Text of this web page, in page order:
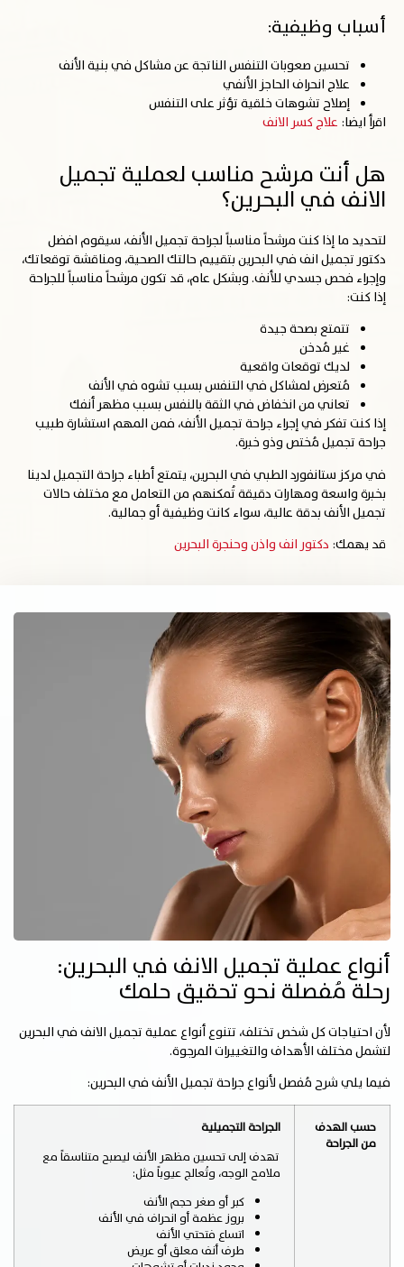
أسباب وظيفية:
تحسين صعوبات التنفس الناتجة عن مشاكل في بنية الأنف
علاج انحراف الحاجز الأنفي
إصلاح تشوهات خلقية تؤثر على التنفس
اقرأ ايضا: علاج كسر الانف
هل أنت مرشح مناسب لعملية تجميل
الانف في البحرين؟
لتحديد ما إذا كنت مرشحاً مناسباً لجراحة تجميل الأنف، سيقوم افضل
دكتور تجميل انف في البحرين بتقييم حالتك الصحية، ومناقشة توقعاتك،
وإجراء فحص جسدي للأنف. وبشكل عام، قد تكون مرشحاً مناسباً للجراحة
إذا كنت:
تتمتع بصحة جيدة
غير مُدخن
لديك توقعات واقعية
مُتعرض لمشاكل في التنفس بسبب تشوه في الأنف
تعاني من انخفاض في الثقة بالنفس بسبب مظهر أنفك
إذا كنت تفكر في إجراء جراحة تجميل الأنف، فمن المهم استشارة طبيب
جراحة تجميل مُختص وذو خبرة.
في مركز ستانفورد الطبي في البحرين، يتمتع أطباء جراحة التجميل لدينا
بخبرة واسعة ومهارات دقيقة تُمكنهم من التعامل مع مختلف حالات
تجميل الأنف بدقة عالية، سواء كانت وظيفية أو جمالية.
قد يهمك: دكتور انف واذن وحنجرة البحرين
أنواع عملية تجميل الانف في البحرين:
رحلة مُفصلة نحو تحقيق حلمك
لأن احتياجات كل شخص تختلف، تتنوع أنواع عملية تجميل الانف في البحرين
لتشمل مختلف الأهداف والتغييرات المرجوة.
فيما يلي شرح مُفصل لأنواع جراحة تجميل الأنف في البحرين:
حسب الهدف
من الجراحة
الجراحة التجميلية
تهدف إلى تحسين مظهر الأنف ليصبح متناسقاً مع
ملامح الوجه، وتُعالج عيوباً مثل:
كبر أو صغر حجم الأنف
بروز عظمة أو انحراف في الأنف
اتساع فتحتي الأنف
طرف أنف معلق أو عريض